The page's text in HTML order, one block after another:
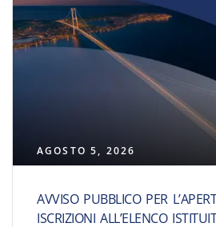
AGOSTO 5, 2026
AVVISO PUBBLICO PER
ISCRIZIONI ALL’ELENCO